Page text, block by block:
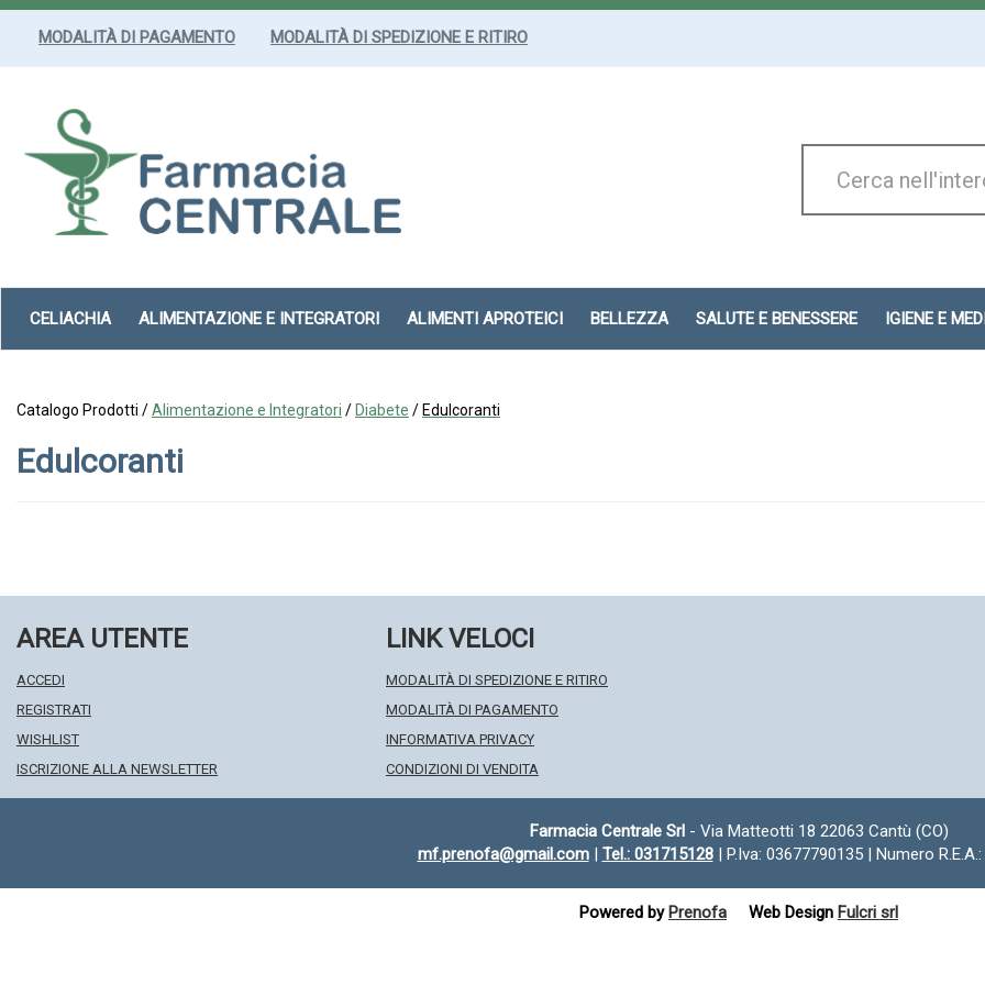
Passa
MODALITÀ DI PAGAMENTO MODALITÀ DI SPEDIZIONE E RITIRO
Prodotto
CELIACHIA ALIMENTAZIONE E INTEGRATORI ALIMENTI APROTEICI BELLEZZA SALUTE E BENESSERE IGIENE E
Catalogo Prodotti /Alimentazione e Integratori / Diabete / Edulcoranti
Edulcoranti
AREA UTENTE
ACCEDI
REGISTRATI
WISHLIST
ISCRIZIONE ALLA NEWSLETTER
LINK VELOCI
MODALITÀ DI SPEDIZIONE E RITIRO
MODALITÀ DI PAGAMENTO
INFORMATIVA PRIVACY
CONDIZIONI DI VENDITA
Farmacia Centrale Srl- Via Matteotti 18 22063 Cantù (CO)
mf.prenofa@gmail.com| Tel.: 031715128| P.Iva: 03677790135 | Numero
Powered by Prenofa Web Design Fulcri srl